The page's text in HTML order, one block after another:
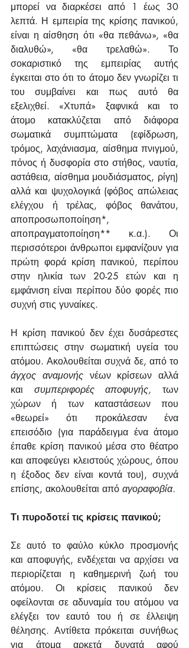
μπορεί να διαρκέσει από 1 έως 30
λεπτά. Η εμπειρία της κρίσης πανικού,
είναι η αίσθηση ότι «θα πεθάνω», «θα
διαλυθώ», «θα τρελαθώ». Το
σοκαριστικό της εμπειρίας αυτής
έγκειται στο ότι το άτομο δεν γνωρίζει τι
του συμβαίνει και πως αυτό θα
εξελιχθεί. «Χτυπά» ξαφνικά και το
άτομο κατακλύζεται από διάφορα
σωματικά συμπτώματα (εφίδρωση,
τρόμος, λαχάνιασμα, αίσθημα πνιγμού,
πόνος ή δυσφορία στο στήθος, ναυτία,
αστάθεια, αίσθημα μουδιάσματος, ρίγη)
αλλά και ψυχολογικά (φόβος απώλειας
ελέγχου ή τρέλας, φόβος θανάτου,
αποπροσωποποίηση*,
αποπραγματοποίηση** κ.α.). Οι
περισσότεροι άνθρωποι εμφανίζουν για
πρώτη φορά κρίση πανικού, περίπου
στην ηλικία των 20-25 ετών και η
εμφάνιση είναι περίπου δύο φορές πιο
συχνή στις γυναίκες.
Η κρίση πανικού δεν έχει δυσάρεστες
επιπτώσεις στην σωματική υγεία του
άγχος αναμονής νέων κρίσεων αλλά
και συμπεριφορές αποφυγής, των
χώρων ή των καταστάσεων που
«θεωρεί» ότι προκάλεσαν ένα
επεισόδιο (για παράδειγμα ένα άτομο
έπαθε κρίση πανικού μέσα στο θέατρο
και αποφεύγει κλειστούς χώρους, όπου
η έξοδος δεν είναι κοντά του), συχνά
επίσης, ακολουθείται από αγοραφοβία.
Τι πυροδοτεί τις κρίσεις πανικού;
Σε αυτό το φαύλο κύκλο προσμονής
και αποφυγής, ενδέχεται να αρχίσει να
περιορίζεται η καθημερινή ζωή του
ατόμου. Οι κρίσεις πανικού δεν
οφείλονται σε αδυναμία του ατόμου να
ελέγξει τον εαυτό του ή σε έλλειψη
θέλησης. Αντίθετα πρόκειται συνήθως
για άτομα αρκετά δυνατά αφού